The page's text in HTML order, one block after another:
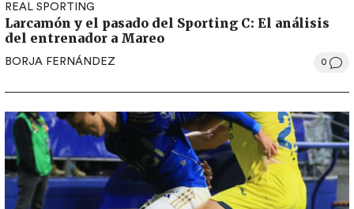
REAL SPORTING
Larcamón y el pasado del Sporting C: El análisis
del entrenador a Mareo
BORJA FERNÁNDEZ 0